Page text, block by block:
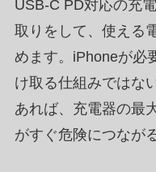
USB-C PD対応の充
取りをして、使える
めます。iPhoneが必
け取る仕組みではな
あれば、充電器の最
がすぐ危険につなが